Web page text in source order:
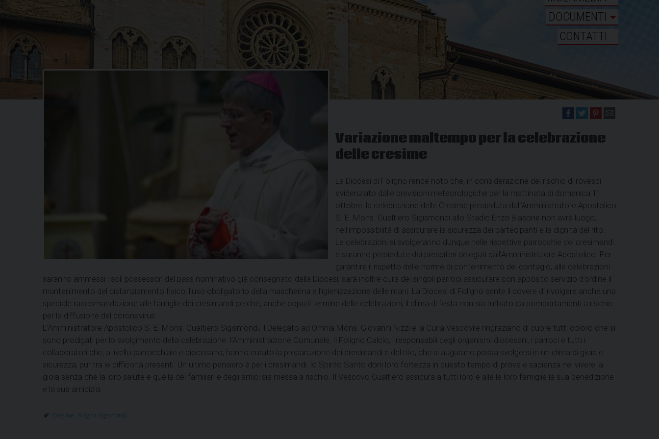
DOCUMENTI
CONTATTI
Variazione maltempo per la celebrazione
delle cresime
La Diocesi di Foligno rende noto che, in considerazione del rischio di rovesci
evidenziato dalle previsioni meteorologiche per la mattinata di domenica 11
ottobre, la celebrazione delle Cresime presieduta dall’Amministratore Apostolico
S. E. Mons. Gualtiero Sigismondi allo Stadio Enzo Blasone non avrà luogo,
nell’impossibilità di assicurare la sicurezza dei partecipanti e la dignità del rito.
Le celebrazioni si svolgeranno dunque nelle rispettive parrocchie dei cresimandi
e saranno presiedute dai presbiteri delegati dall’Amministratore Apostolico. Per
garantire il rispetto delle norme di contenimento del contagio, alle celebrazioni
saranno ammessi i soli possessori del pass nominativo già consegnato dalla Diocesi; sarà inoltre cura dei singoli parroci assicurare con apposito servizio d’ordine il
mantenimento del distanziamento fisico, l’uso obbligatorio della mascherina e l’igienizzazione delle mani. La Diocesi di Foligno sente il dovere di rivolgere anche una
speciale raccomandazione alle famiglie dei cresimandi perché, anche dopo il termine delle celebrazioni, il clima di festa non sia turbato da comportamenti a rischio
per la diffusione del coronavirus.
L’Amministratore Apostolico S. E. Mons. Gualtiero Sigismondi, il Delegato ad Omnia Mons. Giovanni Nizzi e la Curia Vescovile ringraziano di cuore tutti coloro che si
sono prodigati per lo svolgimento della celebrazione: l’Amministrazione Comunale, Il Foligno Calcio, i responsabili degli organismi diocesani, i parroci e tutti i
collaboratori che, a livello parrocchiale e diocesano, hanno curato la preparazione dei cresimandi e del rito, che si augurano possa svolgersi in un clima di gioia e
sicurezza, pur tra le difficoltà presenti. Un ultimo pensiero è per i cresimandi: lo Spirito Santo doni loro fortezza in questo tempo di prova e sapienza nel vivere la
gioia senza che la loro salute e quella dei familiari e degli amici sia messa a rischio. Il Vescovo Gualtiero assicura a tutti loro e alle le loro famiglie la sua benedizione
e la sua amicizia.
Cresime Foligno Sigismondi